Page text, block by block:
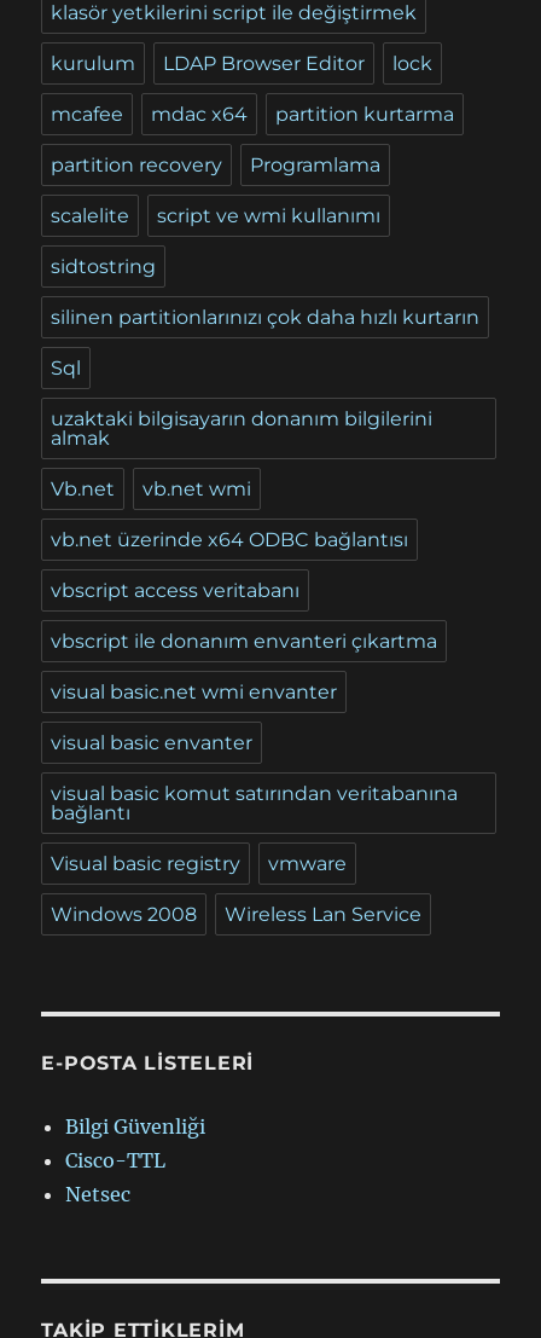
klasör yetkilerini script ile değiştirmek
kurulum LDAP Browser Editor lock
mcafee mdac x64 partition kurtarma
partition recovery Programlama
scalelite script ve wmi kullanımı
sidtostring
silinen partitionlarınızı çok daha hızlı kurtarın
Sql
uzaktaki bilgisayarın donanım bilgilerini
almak
Vb.net vb.net wmi
vb.net üzerinde x64 ODBC bağlantısı
vbscript access veritabanı
vbscript ile donanım envanteri çıkartma
visual basic.net wmi envanter
visual basic envanter
visual basic komut satırından veritabanına
bağlantı
Visual basic registry vmware
Windows 2008 Wireless Lan Service
E-POSTA LISTELERI
Bilgi Güvenliği
Cisco-TTL
Netsec
TAKIP ETTIKLERIM